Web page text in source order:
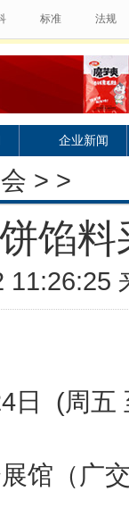
标准
法规
企业新闻
> >
馅
11:26:25
日 (周
馆（广